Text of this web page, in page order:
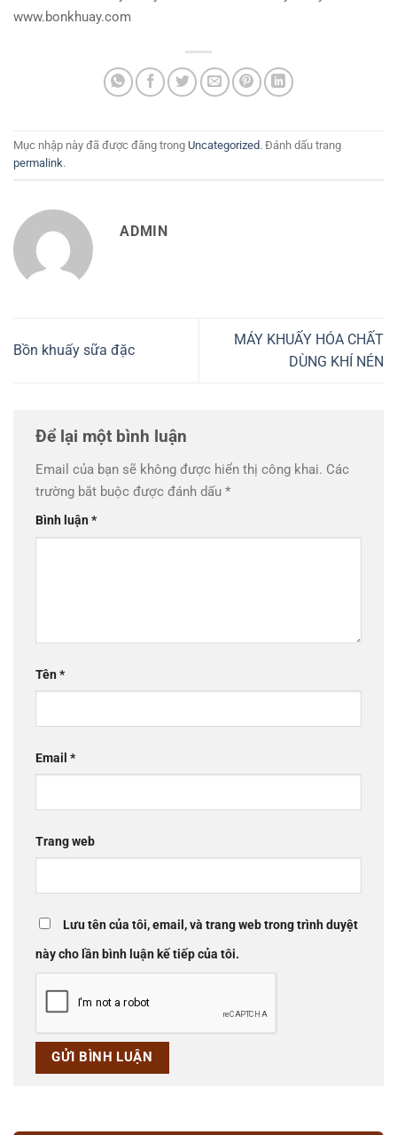
www.bonkhuay.com
Mục nhập này đã được đăng trong Uncategorized. Đánh dấu trang
permalink.
ADMIN
Bồn khuấy sữa đặc
MÁY KHUẤY HÓA CHẤT
DÙNG KHÍ NÉN
Để lại một bình luận
Email của bạn sẽ không được hiển thị công khai. Các
trường bắt buộc được đánh dấu *
Bình luận*
Tên*
Email *
Trang web
Lưu tên của tôi, email, và trang web trong trình duyệt
này cho lần bình luận kế tiếp của tôi.